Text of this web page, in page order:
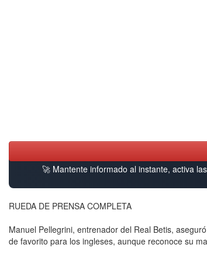
🚀 Mantente informado al instante, activa
RUEDA DE PRENSA COMPLETA
Manuel Pellegrini, entrenador del Real Betis,
de favorito para los ingleses, aunque reconoce su